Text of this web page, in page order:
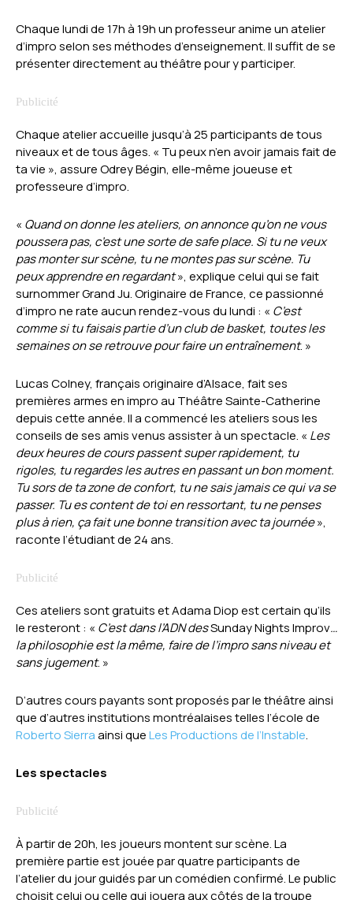
Chaque lundi de 17h à 19h un professeur anime un atelier
d’impro selon ses méthodes d’enseignement. Il suffit de se
présenter directement au théâtre pour y participer.
Chaque atelier accueille jusqu’à 25 participants de tous
niveaux et de tous âges. « Tu peux n’en avoir jamais fait de
ta vie », assure Odrey Bégin, elle-même joueuse et
professeure d’impro.
« Quand on donne les ateliers, on annonce qu’on ne vous
poussera pas, c’est une sorte desafe place. Si tu ne veux
pas monter sur scène, tu ne montes pas sur scène. Tu
peux apprendre en regardant», explique celui qui se fait
surnommer Grand Ju. Originaire de France, ce passionné
d’impro ne rate aucun rendez-vous du lundi : « C’est
comme si tu faisais partie d’un club de basket, toutes les
semaines on se retrouve pour faire un entraînement. »
Lucas Colney, français originaire d’Alsace, fait ses
premières armes en impro au Théâtre Sainte-Catherine
depuis cette année. Il a commencé les ateliers sous les
conseils de ses amis venus assister à un spectacle. « Les
deux heures de cours passent super rapidement, tu
rigoles, tu regardes les autres en passant un bon moment.
Tu sors de ta zone de confort, tu ne sais jamais ce qui va se
passer. Tu es content de toi en ressortant, tu ne penses
plus à rien, ça fait une bonne transition avec ta journée»,
raconte l’étudiant de 24 ans.
Ces ateliers sont gratuits et Adama Diop est certain qu’ils
le resteront : « C’est dans l’ADN desSunday Nights Improv…
la philosophie est la même, faire de l’impro sans niveau et
sans jugement. »
D’autres cours payants sont proposés par le théâtre ainsi
que d’autres institutions montréalaises telles l’école de
Roberto Sierraainsi queLes Productions de l’Instable.
Les spectacles
À partir de 20h, les joueurs montent sur scène. La
première partie est jouée par quatre participants de
l’atelier du jour guidés par un comédien confirmé. Le public
choisit celui ou celle qui jouera aux côtés de la troupe